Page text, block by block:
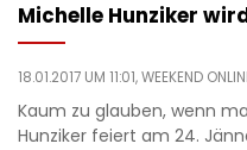
Michelle Hunziker
18.01.2017 UM 11:01,WEEKEND
Kaum zu glauben, wenn
Hunziker feiert am 24.